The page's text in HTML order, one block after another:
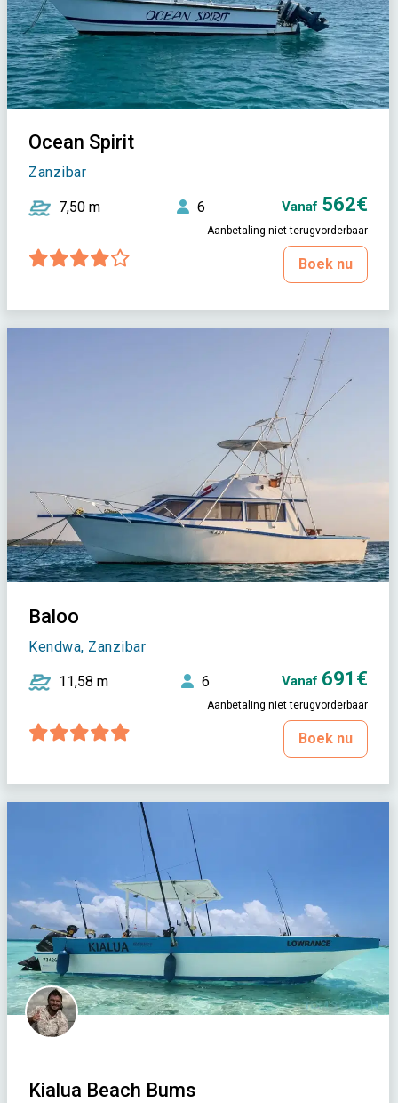
Ocean Spirit
Zanzibar
7,50 m 6 Vanaf 562€
Aanbetaling niet terugvorderbaar
Boek nu
Baloo
Kendwa, Zanzibar
11,58 m 6 Vanaf 691€
Aanbetaling niet terugvorderbaar
Boek nu
Kialua Beach Bums